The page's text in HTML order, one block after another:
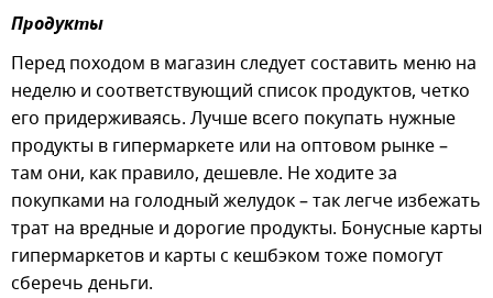
Продукты
Перед походом в магазин следует составить меню на
неделю и соответствующий список продуктов, четко
его придерживаясь. Лучше всего покупать нужные
продукты в гипермаркете или на оптовом рынке –
там они, как правило, дешевле. Не ходите за
покупками на голодный желудок – так легче избежать
трат на вредные и дорогие продукты. Бонусные карты
гипермаркетов и карты с кешбэком тоже помогут
сберечь деньги.